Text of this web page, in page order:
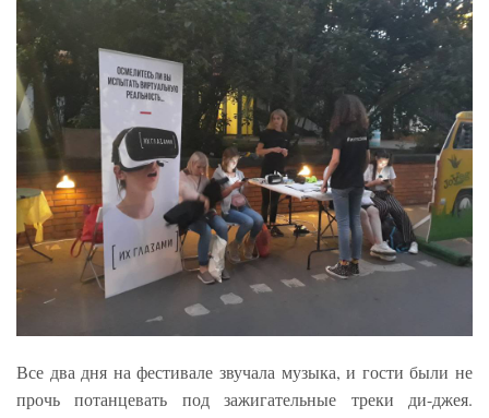
Все два дня на фестивале звучала музыка, и гости были не
прочь потанцевать под зажигательные треки ди-джея.